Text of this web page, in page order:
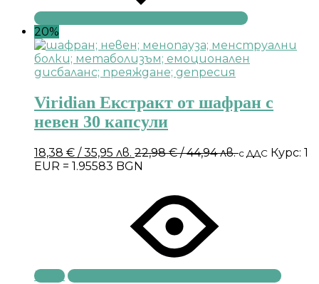
20%
Viridian Екстракт от шафран с
невен 30 капсули
18,38 € / 35,95 лв. 22,98€/ 44,94 лв.с ДДС Курс: 1
EUR = 1.95583 BGN
Купи